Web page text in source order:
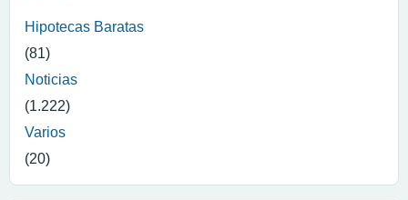
Hipotecas Baratas
(81)
Noticias
(1.222)
Varios
(20)